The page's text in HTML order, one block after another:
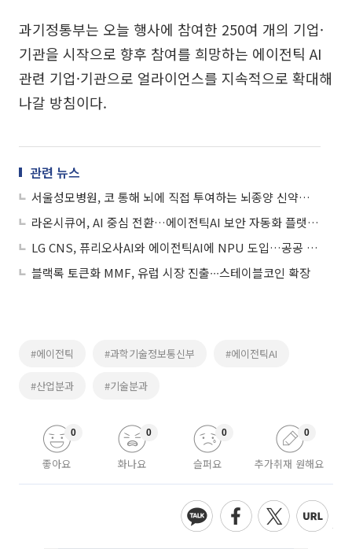
과기정통부는 오늘 행사에 참여한 250여 개의 기업·
기관을 시작으로 향후 참여를 희망하는 에이전틱 AI
관련 기업·기관으로 얼라이언스를 지속적으로 확대해
나갈 방침이다.
관련 뉴스
서울성모병원, 코 통해 뇌에 직접 투여하는 뇌종양 신약개발 도전
라온시큐어, AI 중심 전환…에이전틱AI 보안 자동화 플랫폼 연내 출시
LG CNS, 퓨리오사AI와 에이전틱AI에 NPU 도입…공공 AX 시장 공략
블랙록 토큰화 MMF, 유럽 시장 진출∙∙∙스테이블코인 확장
#에이전틱 #과학기술정보통신부 #에이전틱AI
#산업분과 #기술분과
좋아요
0
화나요
0
슬퍼요
0
추가취재 원해요
0